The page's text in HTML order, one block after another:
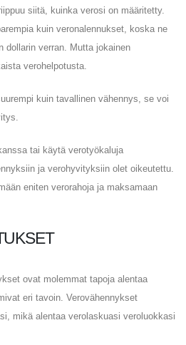
siitä, kuinka verosi on määritetty.
kuin veronalennukset, koska ne
dollarin verran. Mutta jokainen
verohelpotusta.
kuin tavallinen vähennys, se voi
tai käytä verotyökaluja
ja verohyvityksiin olet oikeutettu.
eniten verorahoja ja maksamaan
ovat molemmat tapoja alentaa
eri tavoin. Verovähennykset
mikä alentaa verolaskuasi veroluokkasi